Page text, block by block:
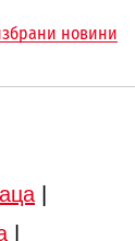
новини
|
|